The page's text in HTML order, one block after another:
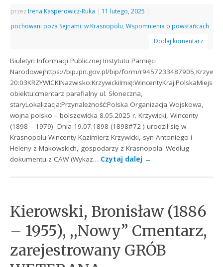
przez Irena Kasperowicz-Ruka | 11 lutego, 2025 |
pochowani poza Sejnami,w Krasnopolu,Wspomnienia o powstańcach
Dodaj komentarz
Biuletyn Informacji Publicznej Instytutu Pamięci
Narodowejhttps://bip.ipn.gov.pl/bip/form/
obiektu:cmentarz parafialny ul. Słoneczna,
staryLokalizacja:Przynależność:Polska Organizacja Wojskowa,
wojna polsko – bolszewicka 8.05.2025 r. Krzywicki, Wincenty
(1898 – 1979) Dnia 19.07.1898 (1898#72 ) urodził się w
Krasnopolu Wincenty Kazimierz Krzywicki, syn Antoniego i
Heleny z Makowskich, gospodarzy z Krasnopola. Według
dokumentu z CAW (Wykaz… Czytaj dalej →
Kierowski, Bronisław (1886
– 1955), ,,Nowy” Cmentarz,
zarejestrowany GRÓB